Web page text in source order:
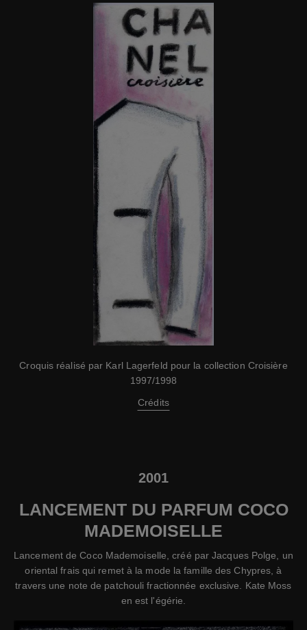
Croquis réalisé par Karl Lagerfeld pour la collection Croisière
1997/1998
Crédits
2001
LANCEMENT DU PARFUM COCO
MADEMOISELLE
Lancement de Coco Mademoiselle, créé par Jacques Polge, un
oriental frais qui remet à la mode la famille des Chypres, à
travers une note de patchouli fractionnée exclusive. Kate Moss
en est l'égérie.